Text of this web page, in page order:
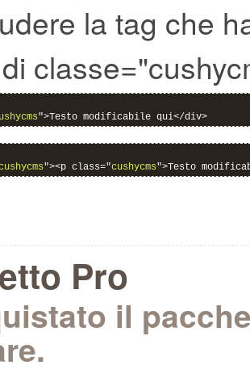
la tag che
di
">Testo modificabile qui</div>
"><p class="cushycms">Testo
Pro
il